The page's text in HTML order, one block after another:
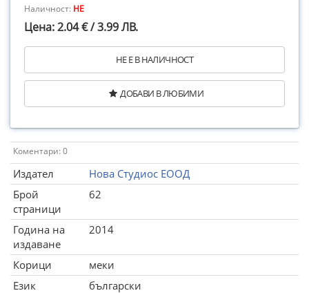
Наличност: НЕ
Цена: 2.04 € / 3.99 ЛВ.
НЕ Е В НАЛИЧНОСТ
ДОБАВИ В ЛЮБИМИ
Коментари: 0
Издател
Нова Студиос ЕООД
Брой
страници
62
Година на
издаване
2014
Корици
меки
Език
български